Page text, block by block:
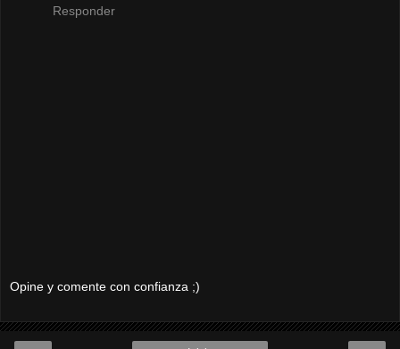
Responder
Opine y comente con confianza ;)